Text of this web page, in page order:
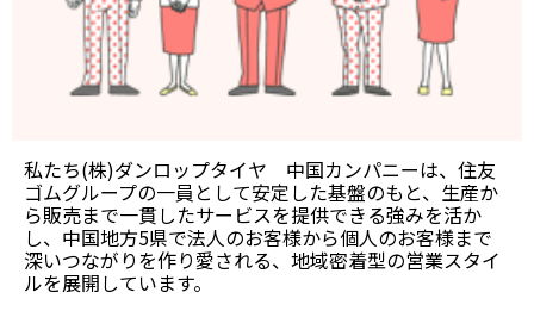
私たち(株)ダンロップタイヤ 中国カンパニーは、住友
ゴムグループの一員として安定した基盤のもと、生産か
ら販売まで一貫したサービスを提供できる強みを活か
し、中国地方5県で法人のお客様から個人のお客様まで
深いつながりを作り愛される、地域密着型の営業スタイ
ルを展開しています。